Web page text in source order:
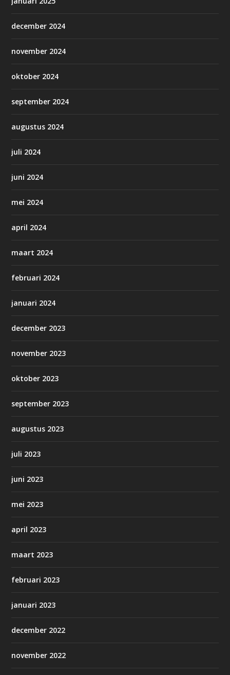
december 2024
november 2024
oktober 2024
september 2024
augustus 2024
juli 2024
juni 2024
mei 2024
april 2024
maart 2024
februari 2024
januari 2024
december 2023
november 2023
oktober 2023
september 2023
augustus 2023
juli 2023
juni 2023
mei 2023
april 2023
maart 2023
februari 2023
januari 2023
december 2022
november 2022